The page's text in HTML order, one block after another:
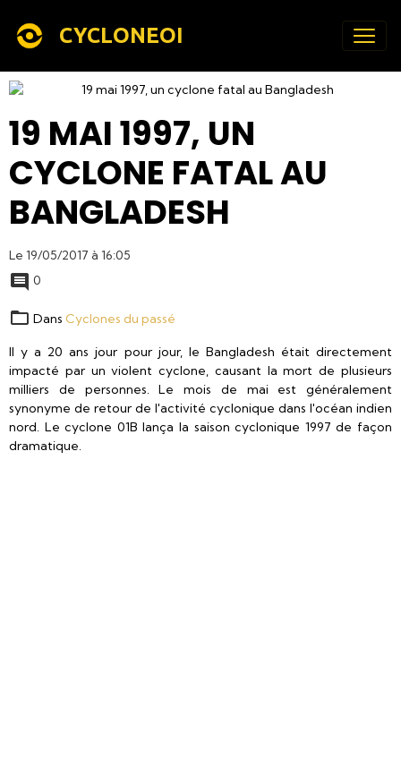
CYCLONEOI
19 MAI 1997, UN
CYCLONE FATAL AU
BANGLADESH
Le 19/05/2017 à 16:05
0
Dans Cyclones du passé
Il y a 20 ans jour pour jour, le Bangladesh était directement
impacté par un violent cyclone, causant la mort de plusieurs
milliers de personnes. Le mois de mai est généralement
synonyme de retour de l'activité cyclonique dans l'océan indien
nord. Le cyclone 01B lança la saison cyclonique 1997 de façon
dramatique.